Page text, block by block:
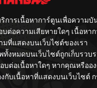
การเนื้อหาการ์ตูนเพื่อความบั
ต่อความเสียหายใดๆ เนื้อหา
ที่แสดงบนเว็บไซต์ของเรา
งหมดบนเว็บไซต์ถูกเก็บรวบ
บต่อเนื้อหาใดๆ หากคุณหรือ
กับเนื้อหาที่แสดงบนเว็บไซต์